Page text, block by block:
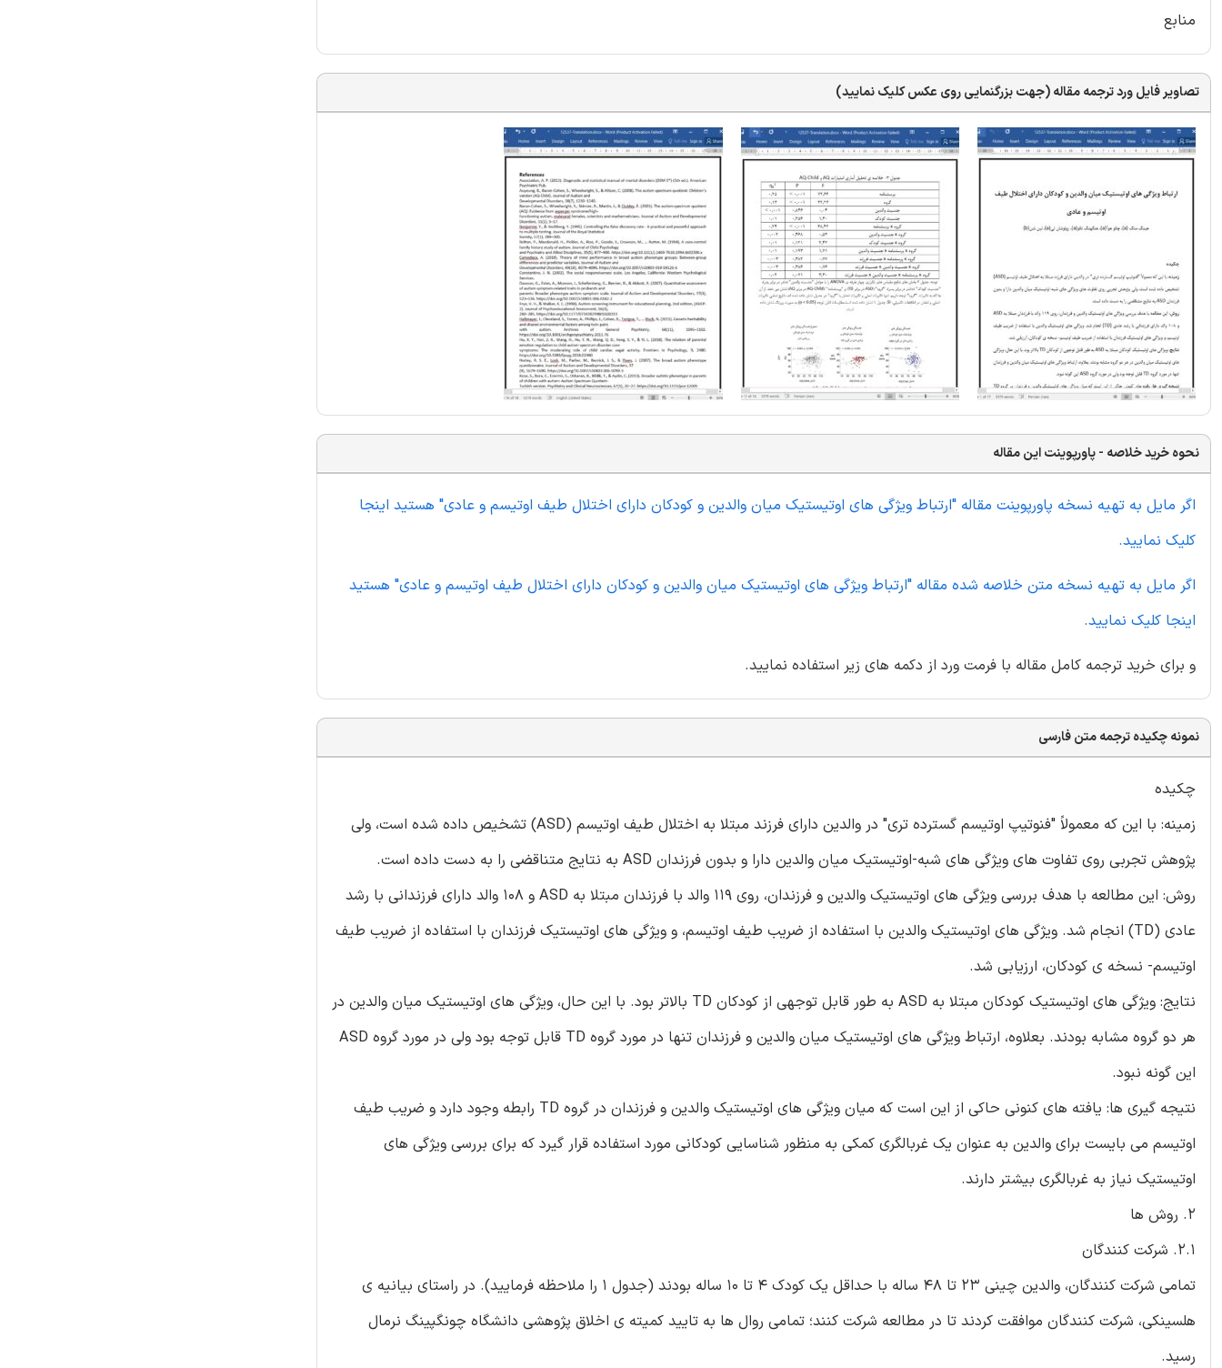
منابع
تصاویر فایل ورد ترجمه مقاله (جهت بزرگنمایی روی عکس کلیک نمایید)
نحوه خرید خلاصه - پاورپوینت این مقاله
اگر مایل به تهیه نسخه پاورپوینت مقاله "ارتباط ویژگی های اوتیستیک میان والدین و کودکان دارای اختلال طیف اوتیسم و عادی" هستید اینجا
کلیک نمایید.
اگر مایل به تهیه نسخه متن خلاصه شده مقاله "ارتباط ویژگی های اوتیستیک میان والدین و کودکان دارای اختلال طیف اوتیسم و عادی" هستید
اینجا کلیک نمایید.
و برای خرید ترجمه کامل مقاله با فرمت ورد از دکمه های زیر استفاده نمایید.
نمونه چکیده ترجمه متن فارسی
چکیده
زمینه: با این که معمولاً "فنوتیپ اوتیسم گسترده تری" در والدین دارای فرزند مبتلا به اختلال طیف اوتیسم (ASD) تشخیص داده شده است، ولی
پژوهش تجربی روی تفاوت های ویژگی های شبه-اوتیستیک میان والدین دارا و بدون فرزندان ASD به نتایج متناقضی را به دست داده است.
روش: این مطالعه با هدف بررسی ویژگی های اوتیستیک والدین و فرزندان، روی 119 والد با فرزندان مبتلا به ASD و 108 والد دارای فرزندانی با رشد
عادی (TD) انجام شد. ویژگی های اوتیستیک والدین با استفاده از ضریب طیف اوتیسم، و ویژگی های اوتیستیک فرزندان با استفاده از ضریب طیف
اوتیسم- نسخه ی کودکان، ارزیابی شد.
نتایج: ویژگی های اوتیستیک کودکان مبتلا به ASD به طور قابل توجهی از کودکان TD بالاتر بود. با این حال، ویژگی های اوتیستیک میان والدین در
هر دو گروه مشابه بودند. بعلاوه، ارتباط ویژگی های اوتیستیک میان والدین و فرزندان تنها در مورد گروه TD قابل توجه بود ولی در مورد گروه ASD
این گونه نبود.
نتیجه گیری ها: یافته های کنونی حاکی از این است که میان ویژگی های اوتیستیک والدین و فرزندان در گروه TD رابطه وجود دارد و ضریب طیف
اوتیسم می بایست برای والدین به عنوان یک غربالگری کمکی به منظور شناسایی کودکانی مورد استفاده قرار گیرد که برای بررسی ویژگی های
اوتیستیک نیاز به غربالگری بیشتر دارند.
2. روش ها
2.1. شرکت کنندگان
تمامی شرکت کنندگان، والدین چینی 23 تا 48 ساله با حداقل یک کودک 4 تا 10 ساله بودند (جدول 1 را ملاحظه فرمایید). در راستای بیانیه ی
هلسینکی، شرکت کنندگان موافقت کردند تا در مطالعه شرکت کنند؛ تمامی روال ها به تایید کمیته ی اخلاق پژوهشی دانشگاه چونگپینگ نرمال
رسید.